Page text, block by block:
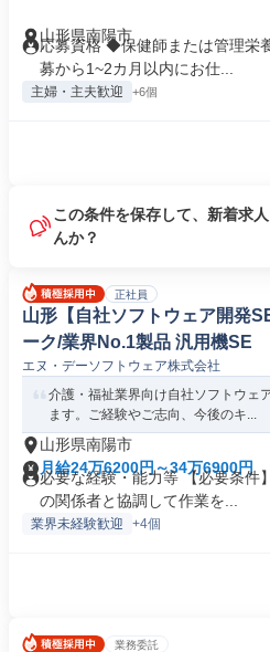
山形県南陽市
応募資格 ◆保健師または管理栄
募から1~2カ月以内にお仕...
主婦・主夫歓迎 +6個
この条件を保存して、新着求
んか？
正社員
山形【自社ソフトウェア開発
ーク/業界No.1製品 汎用機SE
エヌ・デーソフトウェア株式会社
介護・福祉業界向け自社ソフトウェ
ます。ご経験やご志向、今後のキ...
山形県南陽市
月給24万6200円～34万6900円
必要な経験・能力等 【必要条件
の関係者と協調して作業を...
業界未経験歓迎 +4個
業務委託